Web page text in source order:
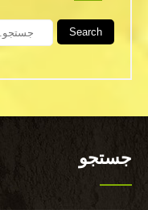
Search
جستجو